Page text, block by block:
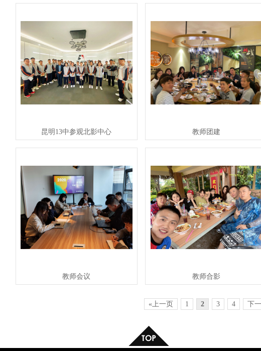
昆明13中参观北影中心 教师团建
教师会议 教师合影
«上一页 1 2 3 4 下